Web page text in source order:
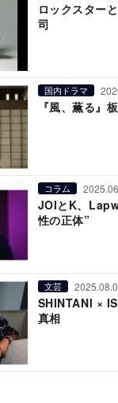
ロックスター
司
国内ドラマ
『風、薫る』
コラム
JOIとK、
性の正体”
文芸
SHINTANI ×
真相